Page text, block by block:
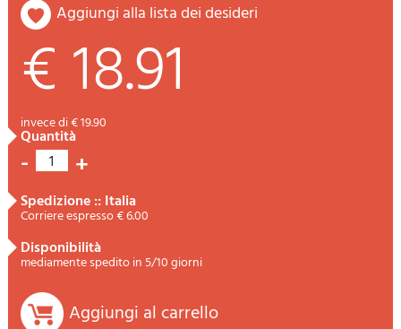
aggiungi alla lista dei desideri
€ 18.91
invece di € 19.90
quantità
- 1 +
spedizione :: Italia
Corriere espresso € 6.00
disponibilità
mediamente spedito in 5/10 giorni
Aggiungi al carrello